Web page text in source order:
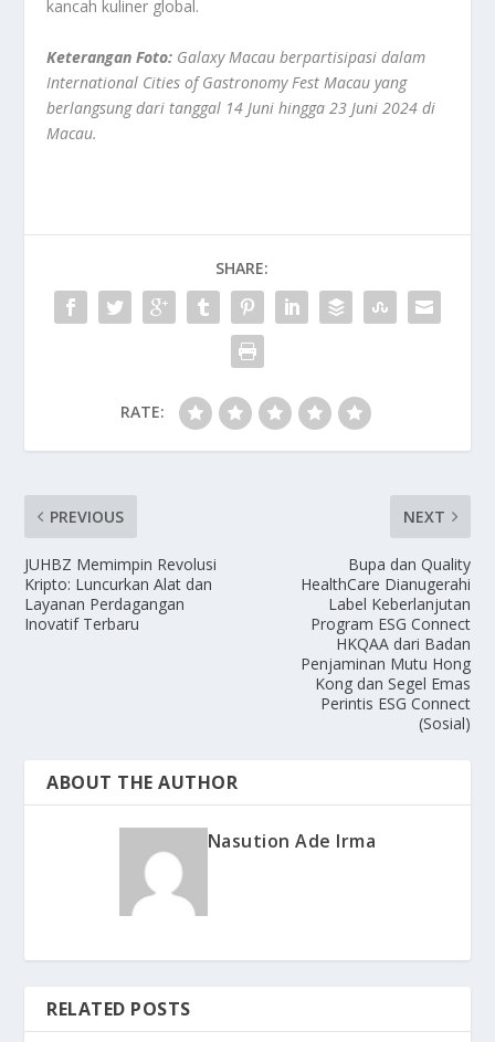
kancah kuliner global.
Keterangan Foto: Galaxy Macau berpartisipasi dalam
International Cities of Gastronomy Fest Macau yang
berlangsung dari tanggal 14 Juni hingga 23 Juni 2024 di
Macau.
SHARE:
RATE:
PREVIOUS
JUHBZ Memimpin Revolusi
Kripto: Luncurkan Alat dan
Layanan Perdagangan
Inovatif Terbaru
NEXT
Bupa dan Quality
HealthCare Dianugerahi
Label Keberlanjutan
Program ESG Connect
HKQAA dari Badan
Penjaminan Mutu Hong
Kong dan Segel Emas
Perintis ESG Connect
(Sosial)
ABOUT THE AUTHOR
Nasution Ade Irma
RELATED POSTS